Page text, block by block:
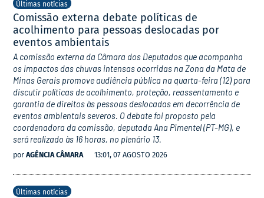
Últimas notícias
Comissão externa debate políticas de
acolhimento para pessoas deslocadas por
eventos ambientais
A comissão externa da Câmara dos Deputados que acompanha
os impactos das chuvas intensas ocorridas na Zona da Mata de
Minas Gerais promove audiência pública na quarta-feira (12) para
discutir políticas de acolhimento, proteção, reassentamento e
garantia de direitos às pessoas deslocadas em decorrência de
eventos ambientais severos. O debate foi proposto pela
coordenadora da comissão, deputada Ana Pimentel (PT-MG), e
será realizado às 16 horas, no plenário 13.
por AGÊNCIA CÂMARA 13:01, 07 AGOSTO 2026
Últimas notícias